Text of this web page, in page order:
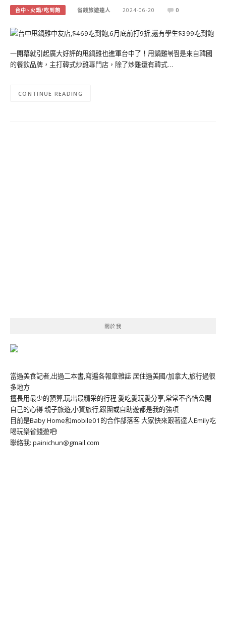
台中~火鍋/吃到飽 省錢旅遊達人 2024-06-20 0
一開幕就引起廣大好評的甩鍋雞也進軍台中了！甩鍋雞볶찜是來自韓國
的餐飲品牌，主打韓式炒雞專門店，除了炒雞還有韓式…
CONTINUE READING
關於我
當過美食記者,出過二本書,寫遍各報章雜誌 居住過美國/加拿大,旅行過很
多地方
擅長用最少的預算,玩出最精采的行程 愛吃愛玩愛分享,常常不吝惜公開
自己的心得 親子旅遊,小資旅行,跟團或自助遊都是我的強項
目前是Baby Home和mobile01的合作部落客 大家快來跟著達人Emily吃
喝玩樂省錢遊吧!
聯絡我: painichun@gmail.com